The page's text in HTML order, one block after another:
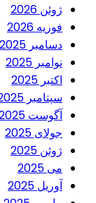
ژوئن 2026
فوریه 2026
دسامبر 2025
نوامبر 2025
اکتبر 2025
سپتامبر 2025
آگوست 2025
جولای 2025
ژوئن 2025
می 2025
آوریل 2025